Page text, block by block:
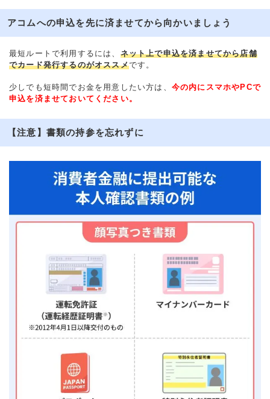
アコムへの申込を先に済ませてから向かいましょう
最短ルートで利用するには、 ネット上で申込を済ませてから店舗
でカード発行するのがオススメです。
少しでも短時間でお金を用意したい方は、 今の内にスマホやPCで
申込を済ませておいてください。
【注意】書類の持参を忘れずに